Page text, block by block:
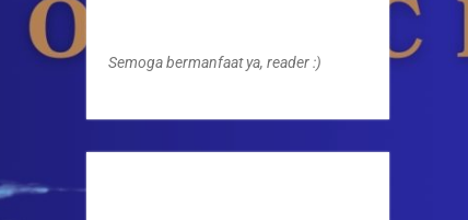
Semoga bermanfaat ya, reader :)